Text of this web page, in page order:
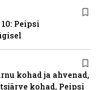
Peipsi
kohad ja ahvenad,
kohad, Peipsi